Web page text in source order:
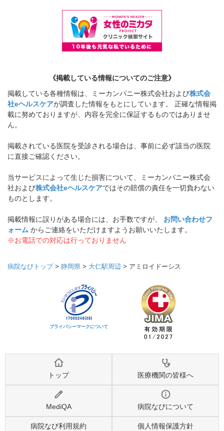
《掲載している情報についてのご注意》
掲載している各種情報は、ミーカンパニー株式会社および株式会
社eヘルスケアが調査した情報をもとにしています。 正確な情報掲
載に努めておりますが、内容を完全に保証するものではありませ
ん。
掲載されている医院を受診される場合は、事前に必ず該当の医院
に直接ご確認ください。
当サービスによって生じた損害について、ミーカンパニー株式会
社および株式会社eヘルスケアではその賠償の責任を一切負わない
ものとします。
掲載情報に誤りがある場合には、お手数ですが、 お問い合わせフ
ォーム からご連絡をいただけますようお願いいたします。
※お電話での対応は行っておりません
病院なびトップ> 静岡県 > 大仁駅周辺 > アミロイドーシス
プライバシーマークについて
トップ 医療機関の皆様へ
MediQA 病院なびについて
病院なび利用規約 個人情報保護方針